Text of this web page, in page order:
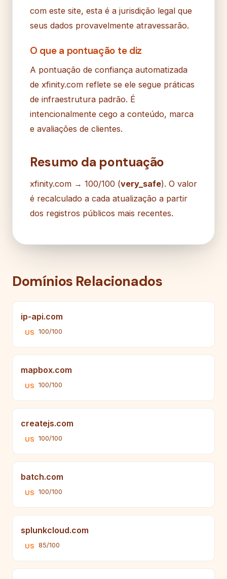
com este site, esta é a jurisdição legal que
seus dados provavelmente atravessarão.
O que a pontuação te diz
A pontuação de confiança automatizada
de xfinity.com reflete se ele segue práticas
de infraestrutura padrão. É
intencionalmente cego a conteúdo, marca
e avaliações de clientes.
Resumo da pontuação
xfinity.com → 100/100 (very_safe). O valor
é recalculado a cada atualização a partir
dos registros públicos mais recentes.
Domínios Relacionados
ip-api.com
US 100/100
mapbox.com
US 100/100
createjs.com
US 100/100
batch.com
US 100/100
splunkcloud.com
US 85/100